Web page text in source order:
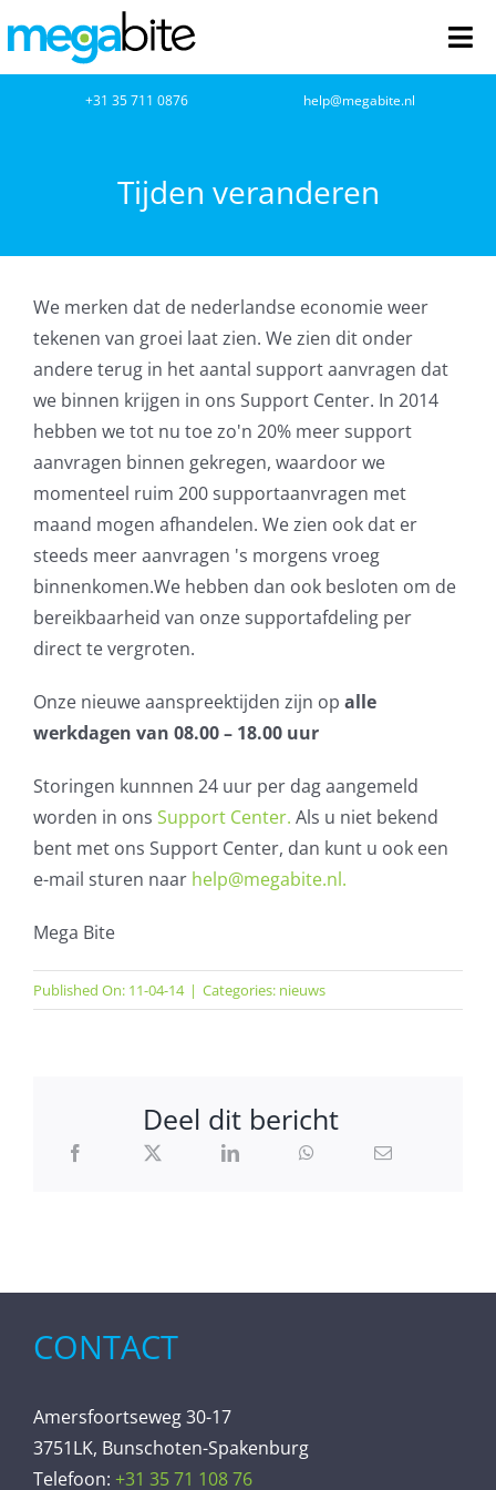
naar
inhoud
Netwerkbeheer
Cloud Computing
VOIP
Microsoft NCE
AVG
Office365
Glasvezelverbindingen
Microsoft software licenties
SLA overeenkomsten
Remote Help
+31 35 711 0876 help@megabite.nl
Tijden veranderen
We merken dat de nederlandse economie weer
tekenen van groei laat zien. We zien dit onder
andere terug in het aantal support aanvragen dat
we binnen krijgen in ons Support Center. In 2014
hebben we tot nu toe zo'n 20% meer support
aanvragen binnen gekregen, waardoor we
momenteel ruim 200 supportaanvragen met
maand mogen afhandelen. We zien ook dat er
steeds meer aanvragen 's morgens vroeg
binnenkomen.We hebben dan ook besloten om de
bereikbaarheid van onze supportafdeling per
direct te vergroten.
Onze nieuwe aanspreektijden zijn op alle
werkdagen van 08.00 – 18.00 uur
Storingen kunnnen 24 uur per dag aangemeld
worden in ons Support Center. Als u niet bekend
bent met ons Support Center, dan kunt u ook een
e-mail sturen naar help@megabite.nl.
Mega Bite
Published On: 11-04-14 | Categories: nieuws
Deel dit bericht
CONTACT
Amersfoortseweg 30-17
3751LK, Bunschoten-Spakenburg
Telefoon: +31 35 71 108 76